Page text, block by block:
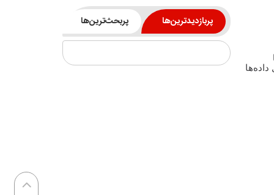
داده‌ها
مانند تسلا و بی‌وای‌دی
شایعه گرانی بنزین، قیمت خودروهای برقی
انتقال تورم خودرو به بازار خدمات
پربازدیدترین‌ها پربحث‌ترین‌ها